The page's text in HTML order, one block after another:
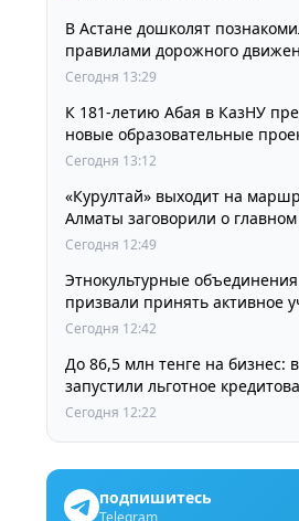
В Астане дошколят
правилами дорожного
Сегодня 13:29
К 181-летию Абая в КазНУ
новые образовательные
разработки в области
Сегодня 13:12
«Курултай» выходит на
Алматы заговорили о
августа
Сегодня 12:49
Этнокультурные
призвали принять активное
выборах
Сегодня 12:42
До 86,5 млн тенге на бизнес:
запустили льготное
предпринимателей
Сегодня 12:22
подпишитесь
Telegram